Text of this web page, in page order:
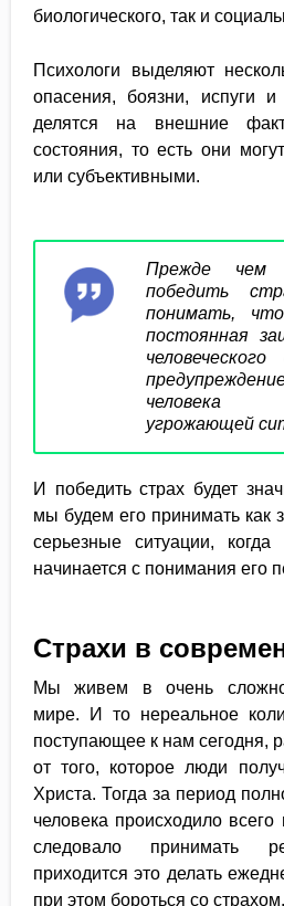
биологического, так и
Психологи выделяют
опасения, боязни, испуги
делятся на внешние
состояния, то есть они
или субъективными.
Прежде чем
победить
понимать,
постоянная
человека
угрожающей
И победить страх будет
мы будем его принимать как
серьезные ситуации, когда
начинается с понимания его
Страхи в
Мы живем в очень
мире. И то нереальное
поступающее к нам сегодня,
от того, которое люди
Христа. Тогда за период
человека происходило всего
следовало
приходится это делать
при этом бороться со страхом.